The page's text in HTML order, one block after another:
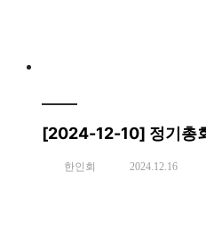
[2024-12-10] 정기총
한인회 2024.12.16